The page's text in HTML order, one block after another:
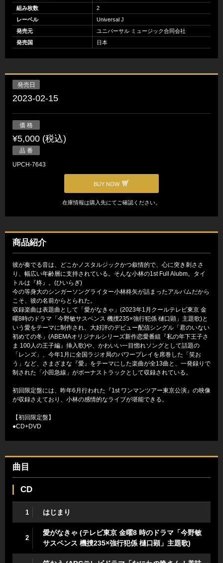
組み枚数
2
レーベル
Universal J
発売元
ユニバーサル ミュージック合同会社
発売国
日本
発売日
2023-02-15
価 格
¥5,000 (税込)
品 番
UPCH-7643
BUY NOW
在庫情報は購入先にてご確認ください。
商品紹介
彼が奏でる音は、どこかノスタルジックかつ叙情的で、心に突き刺ささ
り、幅広い年齢層に支持されている。そんな小林の1st Full Alubm。タイ
トルは『柊』。(ひいらぎ)
今の等身大のシンガーソングライター小林柊矢が詰まったアルバムだから
こそ、彼の名前からとられた。
収録楽曲は表題曲として「愛がなきゃ」(2023年1月クールテレビ東京 金
曜8時のドラマ「今野敏サスペンス 機捜235×強行犯係 樋口顕」主題歌)と
いう愛をテーマに制作され、大好評のデビュー配信シングル「君のいない
初めての冬」(ABEMAオリジナルシリーズ新作恋愛番組『私の年下王子さ
ま 100人の王子編』挿入歌)や、かわいい一目惚れソングとして話題の
「レンズ」、今年1月に全国ラジオ局のパワープレイを席巻した「笑お
う」など、さまざまな『愛』をテーマにした楽曲が全13曲と、一発録りで
制された「小田急線」がボーナストラックとして収録されている。
初回限定盤には、昨年6月行われた『1st ワンマンツアー東京公演』の映像
が収録さえており、小林の感情的なライブが堪能できる。
【初回限定盤】
●CD+DVD
曲目
CD
1 はじまり
2
愛がなきゃ (テレビ東京 金曜8 時のドラマ「今野敏
サスペンス 機捜235×強行犯係 樋口顕」主題歌)